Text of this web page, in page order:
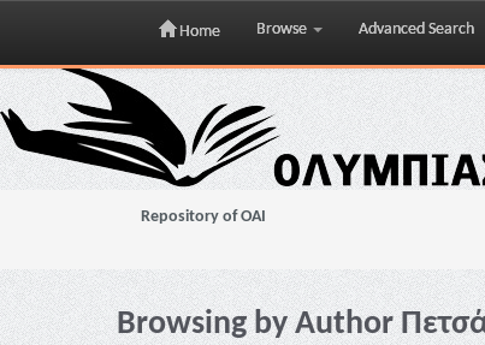
Skip
navigation
Home Browse Advanced Search
Repository of OAI
Browsing by Author